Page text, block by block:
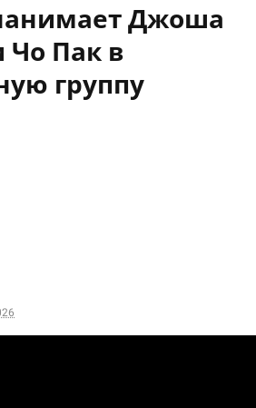
Джоша
Чо Пак в
группу